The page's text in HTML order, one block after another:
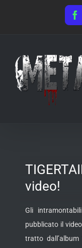
video!
Gli
pubblicato il
tratto dall’album